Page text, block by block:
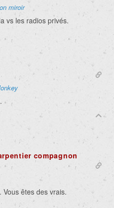
miroir
vs les radios privés.
compagnon
êtes des vrais.